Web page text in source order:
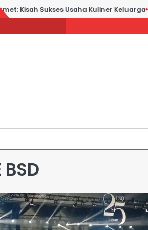
Kisah Sukses Usaha Kuliner Keluarga
BSD